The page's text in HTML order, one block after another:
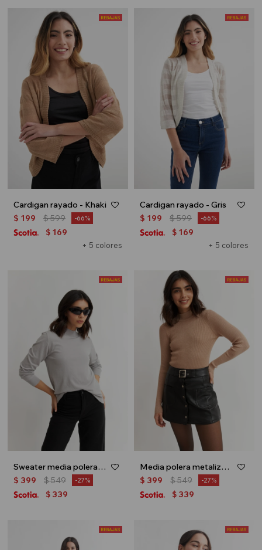
Cardigan rayado - Khaki
+ 5 colores
$ 199 $599 66
$ 169
Cardigan rayado - Gris
+ 5 colores
$ 199 $599 66
$ 169
Sweater media polera con puños - Gris
$ 399 $549 27
$ 339
Media polera metalizada - Tostado
$ 399 $549 27
$ 339